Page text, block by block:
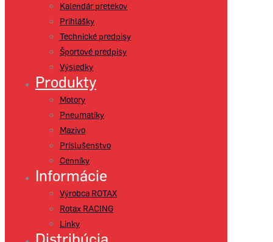
Kalendár pretekov
Prihlášky
Technické predpisy
Športové predpisy
Výsledky
Produkty
Motory
Pneumatiky
Mazivo
Príslušenstvo
Cenníky
Informácie
Výrobca ROTAX
Rotax RACING
Linky